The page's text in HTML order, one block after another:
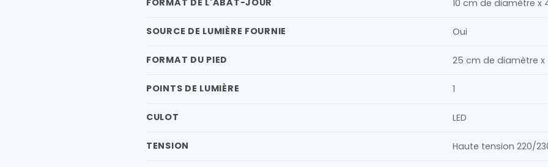
10 cm de diamètre x
SOURCE DE LUMIÈRE FOURNIE Oui
FORMAT DU PIED 25 cm de diamètre
POINTS DE LUMIÈRE 1
CULOT LED
TENSION Haute tension 220/